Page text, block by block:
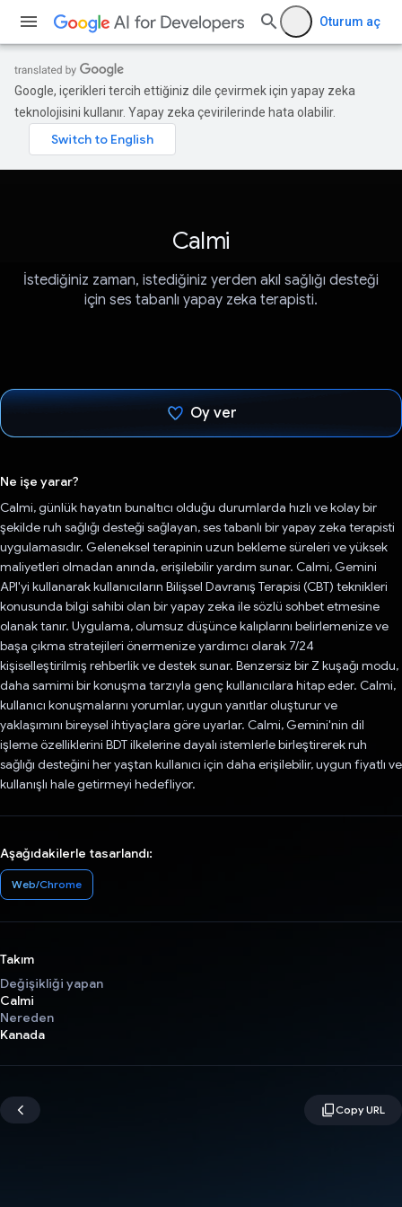
Oturum aç
Google, içerikleri tercih ettiğiniz dile çevirmek için yapay zeka
teknolojisini kullanır. Yapay zeka çevirilerinde hata olabilir.
Calmi
İstediğiniz zaman, istediğiniz yerden akıl sağlığı desteği
için ses tabanlı yapay zeka terapisti.
Oy ver
Ne işe yarar?
Calmi, günlük hayatın bunaltıcı olduğu durumlarda hızlı ve kolay bir
şekilde ruh sağlığı desteği sağlayan, ses tabanlı bir yapay zeka terapisti
uygulamasıdır. Geleneksel terapinin uzun bekleme süreleri ve yüksek
maliyetleri olmadan anında, erişilebilir yardım sunar. Calmi, Gemini
API'yi kullanarak kullanıcıların Bilişsel Davranış Terapisi (CBT) teknikleri
konusunda bilgi sahibi olan bir yapay zeka ile sözlü sohbet etmesine
olanak tanır. Uygulama, olumsuz düşünce kalıplarını belirlemenize ve
başa çıkma stratejileri önermenize yardımcı olarak 7/24
kişiselleştirilmiş rehberlik ve destek sunar. Benzersiz bir Z kuşağı modu,
daha samimi bir konuşma tarzıyla genç kullanıcılara hitap eder. Calmi,
kullanıcı konuşmalarını yorumlar, uygun yanıtlar oluşturur ve
yaklaşımını bireysel ihtiyaçlara göre uyarlar. Calmi, Gemini'nin dil
işleme özelliklerini BDT ilkelerine dayalı istemlerle birleştirerek ruh
sağlığı desteğini her yaştan kullanıcı için daha erişilebilir, uygun fiyatlı ve
kullanışlı hale getirmeyi hedefliyor.
Aşağıdakilerle tasarlandı:
Web/Chrome
Takım
Değişikliği yapan
Calmi
Nereden
Kanada